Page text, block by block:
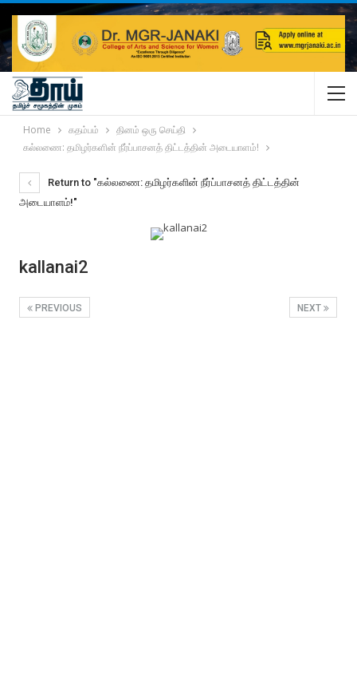
Home கதம்பம்
தினம் ஒரு செய்தி
கல்லணை: தமிழர்களின் நீர்ப்பாசனத் திட்டத்தின் அடையாளம்!
Return to "கல்லணை: தமிழர்களின் நீர்ப்பாசனத் திட்டத்தின்
அடையாளம்!"
kallanai2
NEXT
PREVIOUS